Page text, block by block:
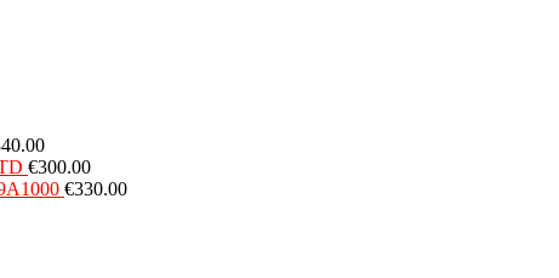
€300.00
€330.00